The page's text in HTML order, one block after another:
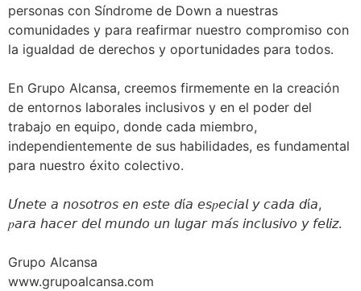
personas con Síndrome de Down a nuestras
comunidades y para reafirmar nuestro compromiso con
la igualdad de derechos y oportunidades para todos. ⁣
En Grupo Alcansa, creemos firmemente en la creación
de entornos laborales inclusivos y en el poder del
trabajo en equipo, donde cada miembro,
independientemente de sus habilidades, es fundamental
para nuestro éxito colectivo.⁣
𝘜́𝘯𝘦𝘵𝘦 𝘢 𝘯𝘰𝘴𝘰𝘵𝘳𝘰𝘴 𝘦𝘯 𝘦𝘴𝘵𝘦 𝘥í𝘢 𝘦𝘴𝑝𝘦𝘤𝘪𝘢𝘭 𝘺 𝘤𝘢𝘥𝘢 𝘥í𝘢,
𝑝𝘢𝘳𝘢 𝘩𝘢𝘤𝘦𝘳 𝘥𝘦𝘭 𝘮𝘶𝘯𝘥𝘰 𝘶𝘯 𝘭𝘶𝘨𝘢𝘳 𝘮𝘢́𝘴 𝘪𝘯𝘤𝘭𝘶𝘴𝘪𝘷𝘰 𝘺 𝘧𝘦𝘭𝘪𝘻.⁣
Grupo Alcansa⁣
www.grupoalcansa.com